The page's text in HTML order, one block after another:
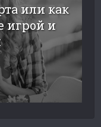
или как
игрой и